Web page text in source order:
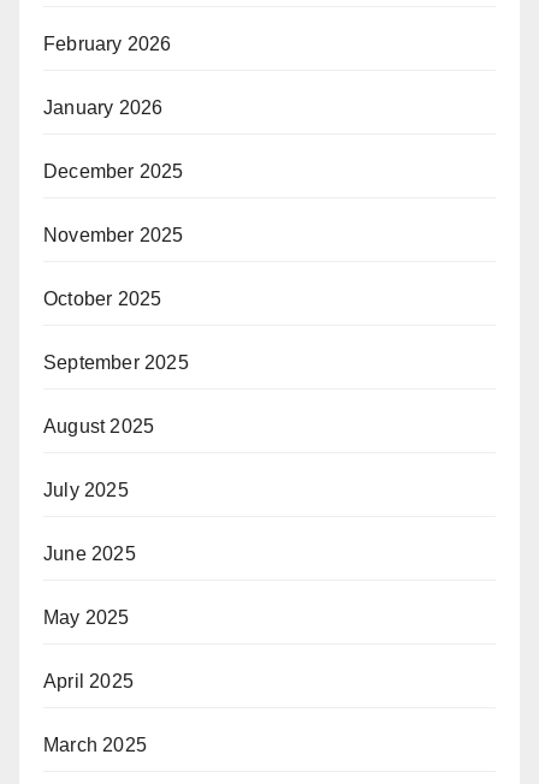
February 2026
January 2026
December 2025
November 2025
October 2025
September 2025
August 2025
July 2025
June 2025
May 2025
April 2025
March 2025